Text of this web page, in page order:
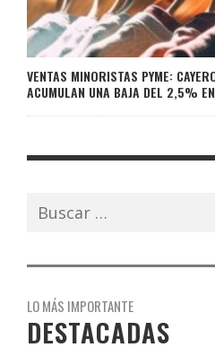
VENTAS MINORISTAS PYME:
ACUMULAN UNA BAJA DEL 2,5%
Buscar:
LO MÁS IMPORTANTE
DESTACADAS